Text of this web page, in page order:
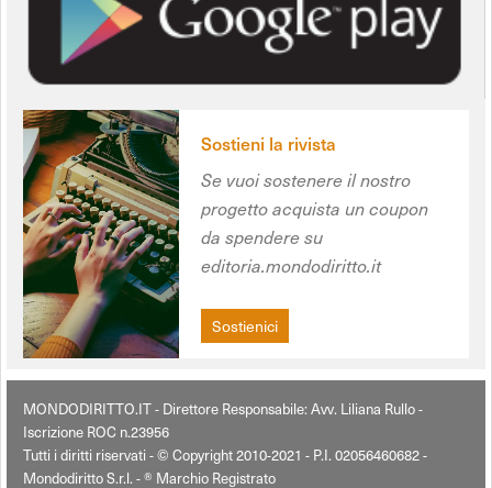
Sostieni la rivista
Se vuoi sostenere il nostro
progetto acquista un coupon
da spendere su
editoria.mondodiritto.it
Sostienici
MONDODIRITTO.IT - Direttore Responsabile: Avv. Liliana Rullo -
Iscrizione ROC n.23956
Tutti i diritti riservati - © Copyright 2010-2021 - P.I. 02056460682 -
Mondodiritto S.r.l. - ® Marchio Registrato